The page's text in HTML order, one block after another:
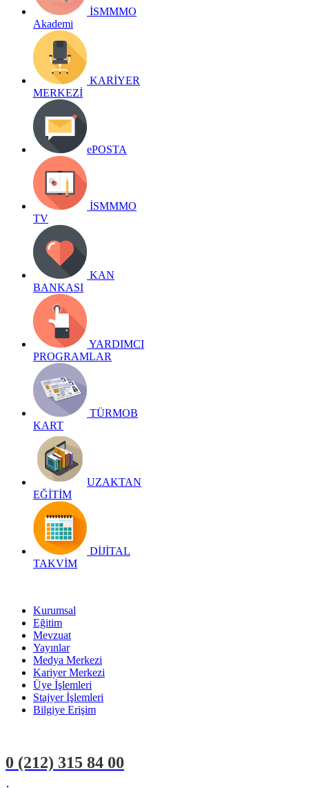
İSMMMO
Akademi
KARİYER
MERKEZİ
ePOSTA
İSMMMO
TV
KAN
BANKASI
YARDIMCI
PROGRAMLAR
TÜRMOB
KART
UZAKTAN
EĞİTİM
DİJİTAL
TAKVİM
Kurumsal
Eğitim
Mevzuat
Yayınlar
Medya Merkezi
Kariyer Merkezi
Üye İşlemleri
Stajyer İşlemleri
Bilgiye Erişim
0 (212) 315 84 00